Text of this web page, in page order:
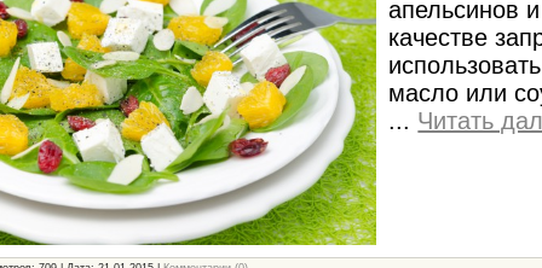
апельсинов
качестве
масло или
... Читать